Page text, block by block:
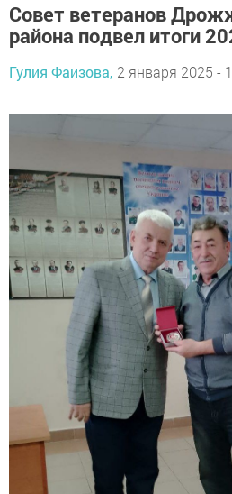
Совет ветеранов
района подвел итоги
Гулия Фаизова, 2 января 2025 -